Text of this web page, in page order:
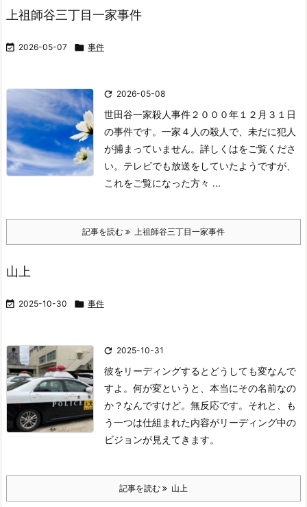
上祖師谷三丁目一家事件
 2026-05-07  事件
 2026-05-08
世田谷一家殺人事件２０００年１２月３１日
の事件です。 一家４人の殺人で、未だに犯人
が捕まっていません。 詳しくはをご覧くださ
い。 テレビでも放送をしていたようですが、
これをご覧になった方々 ...
記事を読む 上祖師谷三丁目一家事件
山上
 2025-10-30  事件
 2025-10-31
彼をリーディングするとどうしても変なんで
すよ。 何が変というと、 本当にその名前なの
か？なんですけど。無反応です。 それと、も
う一つは仕組まれた内容がリーディング中の
ビジョンが見えてきます。
記事を読む 山上